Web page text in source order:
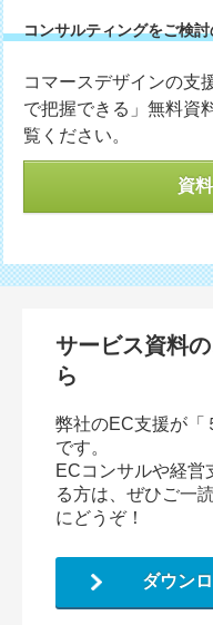
コンサルティングをご検
コマースデザインの支
で把握できる」無料資
覧ください。
資
サービス資料
ら
弊社のEC支援が「
です。
ECコンサルや経営
る方は、ぜひご一
にどうぞ！
ダウン